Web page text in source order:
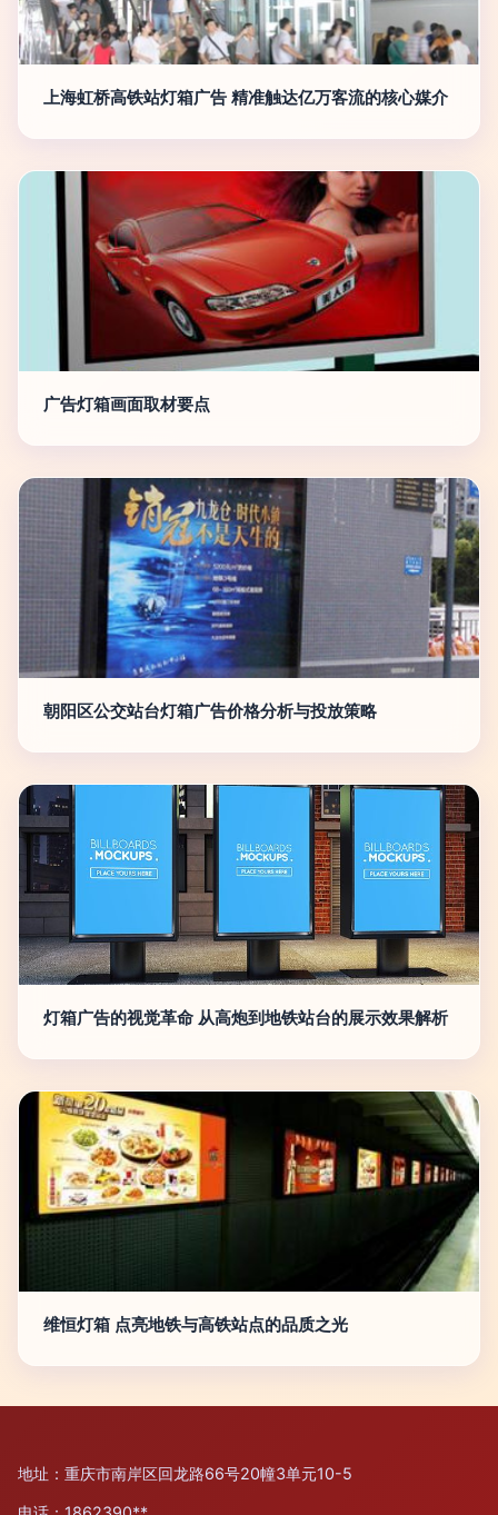
上海虹桥高铁站灯箱广告 精准触达亿万客流的核心媒介
广告灯箱画面取材要点
朝阳区公交站台灯箱广告价格分析与投放策略
灯箱广告的视觉革命 从高炮到地铁站台的展示效果解析
维恒灯箱 点亮地铁与高铁站点的品质之光
地址：重庆市南岸区回龙路66号20幢3单元10-5